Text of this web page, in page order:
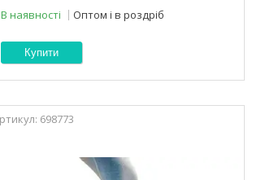
В наявності Оптом і в роздріб
Купити
698773